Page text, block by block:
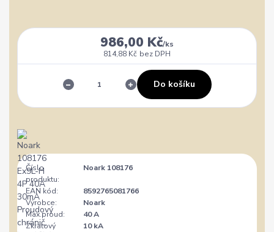
986,00 Kč/ks
814,88 Kč bez DPH
Do košíku
Číslo
produktu:
Noark 108176
EAN kód:
8592765081766
Výrobce:
Noark
Max.proud:
40 A
Zkratový
10 kA